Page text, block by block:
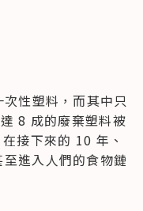
性塑料，而其中只
8 成的廢棄塑料被
接下來的 10 年、
進入人們的食物鏈